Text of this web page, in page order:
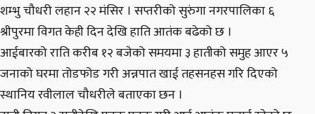
शम्भु चौधरी लहान २२ मंसिर । सप्तरीको सुरुंगा नगरपालिका ६
श्रीपुरमा विगत केही दिन देखि हाति आतंक बढेको छ ।
आईबारको राति करीब १२ बजेको समयमा ३ हातीको समुह आएर ५
जनाको घरमा तोडफोड गरी अन्नपात खाई तहसनहस गरि दिएको
स्थानिय रवीलाल चौधरीले बताएका छन ।